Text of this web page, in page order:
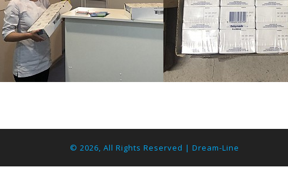
© 2026, All Rights Reserved | Dream-Line